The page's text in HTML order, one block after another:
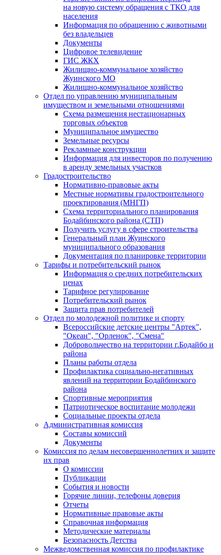
на новую систему обращения с ТКО для
населения
Информация по обращению с животными
без владельцев
Документы
Цифровое телевидение
ГИС ЖКХ
Жилищно-коммунальное хозяйство
Жуинского МО
Жилищно-коммунальное хозяйство
Отдел по управлению муниципальным
имуществом и земельными отношениями
Схема размещения нестационарных
торговых объектов
Муниципальное имущество
Земельные ресурсы
Рекламные конструкции
Информация для инвесторов по получению
в аренду земельных участков
Градостроительство
Нормативно-правовые акты
Местные нормативы градостроительного
проектирования (МНГП)
Схема территориального планирования
Бодайбинского района (СТП)
Получить услугу в сфере строительства
Генеральный план Жуинского
муниципального образования
Документация по планировке территории
Тарифы и потребительский рынок
Информация о средних потребительских
ценах
Тарифное регулирование
Потребительский рынок
Защита прав потребителей
Отдел по молодежной политике и спорту
Всероссийские детские центры "Артек",
"Океан", "Орленок", "Смена"
Добровольчество на территории г.Бодайбо и
района
Планы работы отдела
Профилактика социально-негативных
явлений на территории Бодайбинского
района
Спортивные мероприятия
Патриотическое воспитание молодежи
Социальные проекты отдела
Административная комиссия
Составы комиссий
Документы
Комиссия по делам несовершеннолетних и защите
их прав
О комиссии
Публикации
События и новости
Горячие линии, телефоны доверия
Отчеты
Нормативные правовые акты
Справочная информация
Методические материалы
Безопасность Детства
Межведомственная комиссия по профилактике